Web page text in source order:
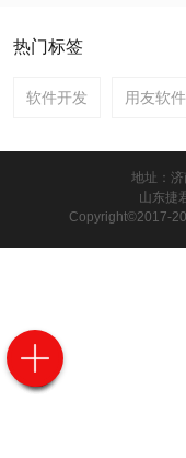
热门标签
软件开发 用友软件
地址：
山东捷
Copyright©2017-